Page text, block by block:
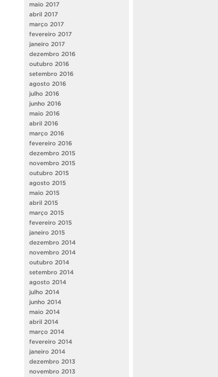
maio 2017
abril 2017
março 2017
fevereiro 2017
janeiro 2017
dezembro 2016
outubro 2016
setembro 2016
agosto 2016
julho 2016
junho 2016
maio 2016
abril 2016
março 2016
fevereiro 2016
dezembro 2015
novembro 2015
outubro 2015
agosto 2015
maio 2015
abril 2015
março 2015
fevereiro 2015
janeiro 2015
dezembro 2014
novembro 2014
outubro 2014
setembro 2014
agosto 2014
julho 2014
junho 2014
maio 2014
abril 2014
março 2014
fevereiro 2014
janeiro 2014
dezembro 2013
novembro 2013